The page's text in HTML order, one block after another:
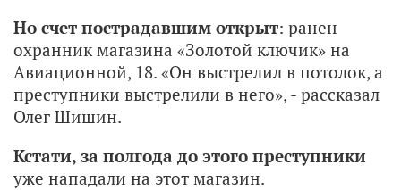
Но счет пострадавшим открыт: ранен
охранник магазина «Золотой ключик» на
Авиационной, 18. «Он выстрелил в потолок, а
преступники выстрелили в него», - рассказал
Олег Шишин.
Кстати, за полгода до этого преступники
уже нападали на этот магазин.